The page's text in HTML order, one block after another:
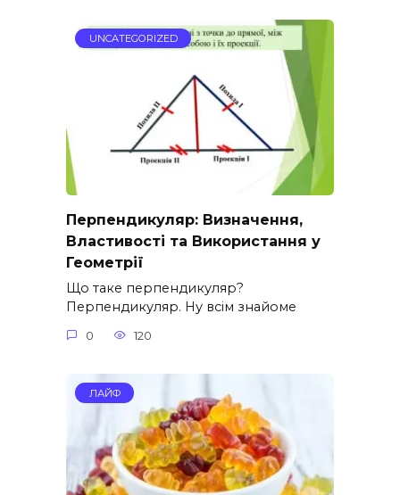
UNCATEGORIZED
Перпендикуляр: Визначення,
Властивості та Використання у
Геометрії
Що таке перпендикуляр?
Перпендикуляр. Ну всім знайоме
0 120
ЛАЙФ